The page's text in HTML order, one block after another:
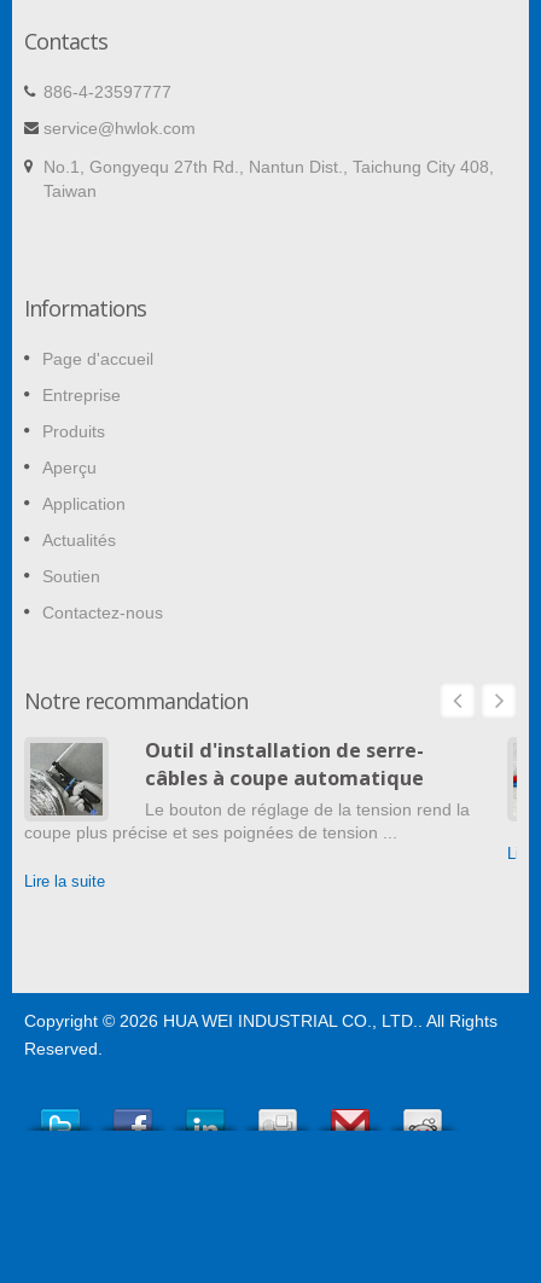
Contacts
886-4-23597777
service@hwlok.com
No.1, Gongyequ 27th Rd., Nantun Dist., Taichung City 408,
Taiwan
Informations
Page d'accueil
Entreprise
Produits
Aperçu
Application
Actualités
Soutien
Contactez-nous
Notre recommandation
Outil d'installation de serre-
câbles à coupe automatique
Le bouton de réglage de la tension rend la
coupe plus précise et ses poignées de tension ...
Lire la suite
Copyright © 2026 HUA WEI INDUSTRIAL CO., LTD.
. All Rights
Reserved.